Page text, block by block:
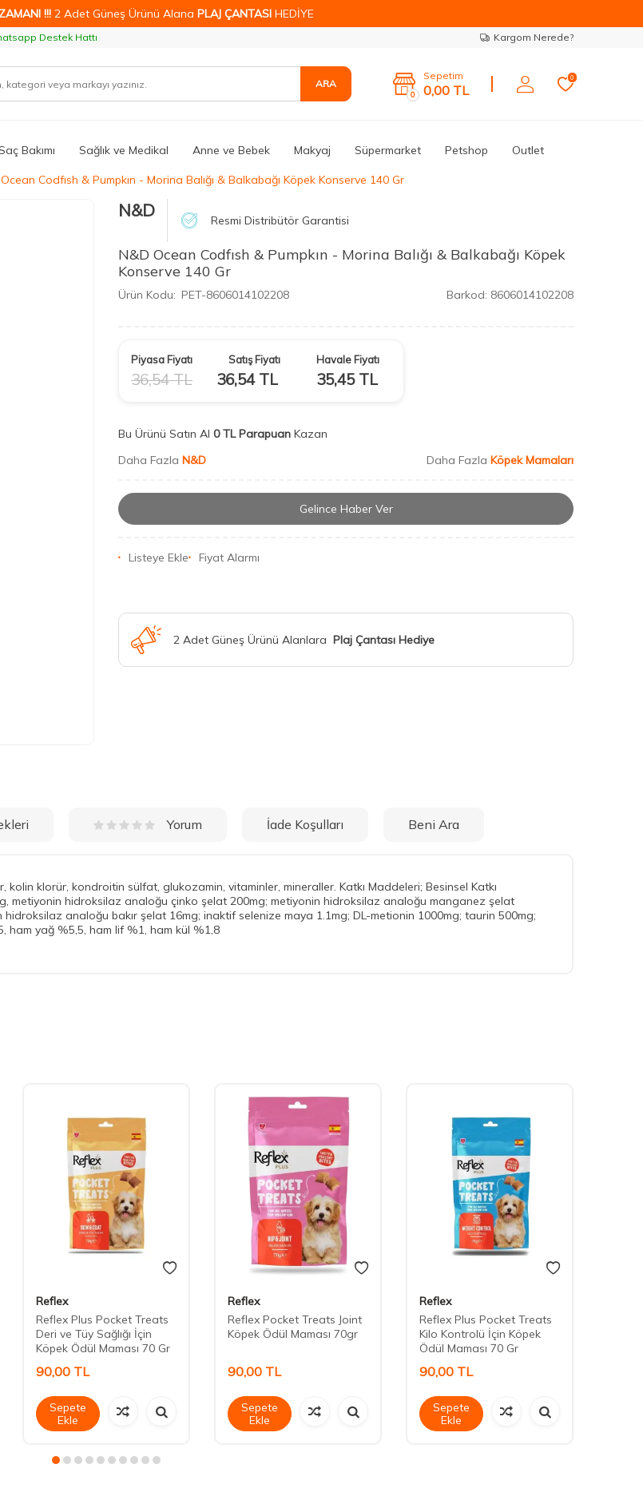
!!! 2 Adet Güneş Ürünü Alana PLAJ ÇANTASI HEDİYE
Destek Hattı Kargom Nerede?
ARA
0
Sepetim
0,00 TL
0
Bakımı Sağlık ve Medikal Anne ve Bebek Makyaj Süpermarket Petshop Outlet
Codfısh & Pumpkın - Morina Balığı & Balkabağı Köpek Konserve 140 Gr
N&D Resmi Distribütör Garantisi
N&D Ocean Codfısh & Pumpkın - Morina Balığı & Balkabağı Köpek
Konserve 140 Gr
Ürün Kodu: PET-8606014102208 Barkod: 8606014102208
Piyasa Fiyatı
36,54TL
Satış Fiyatı
36,54TL
Havale Fiyatı
35,45TL
Bu Ürünü Satın Al 0 TL Parapuan Kazan
Daha Fazla N&D Daha Fazla Köpek Mamaları
Gelince Haber Ver
Listeye Ekle Fiyat Alarmı
2 Adet Güneş Ürünü Alanlara Plaj Çantası Hediye
Yorum İade Koşulları Beni Ara
klorür, kondroitin sülfat, glukozamin, vitaminler, mineraller. Katkı Maddeleri; Besinsel Katkı
metiyonin hidroksilaz analoğu çinko şelat 200mg; metiyonin hidroksilaz analoğu manganez şelat
analoğu bakır şelat 16mg; inaktif selenize maya 1.1mg; DL-metionin 1000mg; taurin 500mg;
ham yağ %5,5, ham lif %1, ham kül %1,8
Reflex
Reflex Plus Pocket Treats
Deri ve Tüy Sağlığı İçin
Köpek Ödül Maması 70 Gr
90,00 TL
Sepete
Ekle
Reflex
Reflex Pocket Treats Joint
Köpek Ödül Maması 70gr
90,00 TL
Sepete
Ekle
Reflex
Reflex Plus Pocket Treats
Kilo Kontrolü İçin Köpek
Ödül Maması 70 Gr
90,00 TL
Sepete
Ekle